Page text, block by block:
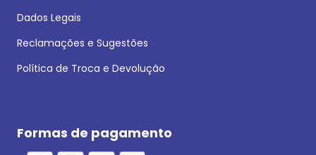
Dados Legais
Reclamações e Sugestões
Política de Troca e Devolução
Formas de pagamento